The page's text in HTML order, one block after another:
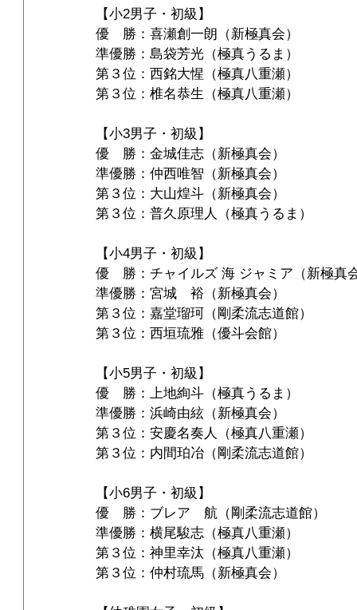
【小2男子・初級】
優　勝：喜瀬創一朗（新極真会）
準優勝：島袋芳光（極真うるま）
第３位：西銘大惺（極真八重瀬）
第３位：椎名恭生（極真八重瀬）
【小3男子・初級】
優　勝：金城佳志（新極真会）
準優勝：仲西唯智（新極真会）
第３位：大山煌斗（新極真会）
第３位：普久原理人（極真うるま）
【小4男子・初級】
優　勝：チャイルズ 海 ジャミア（新極真
準優勝：宮城　裕（新極真会）
第３位：嘉堂瑠珂（剛柔流志道館）
第３位：西垣琉雅（優斗会館）
【小5男子・初級】
優　勝：上地絢斗（極真うるま）
準優勝：浜崎由絃（新極真会）
第３位：安慶名奏人（極真八重瀬）
第３位：内間珀冶（剛柔流志道館）
【小6男子・初級】
優　勝：ブレア　航（剛柔流志道館）
準優勝：横尾駿志（極真八重瀬）
第３位：神里幸汰（極真八重瀬）
第３位：仲村琉馬（新極真会）